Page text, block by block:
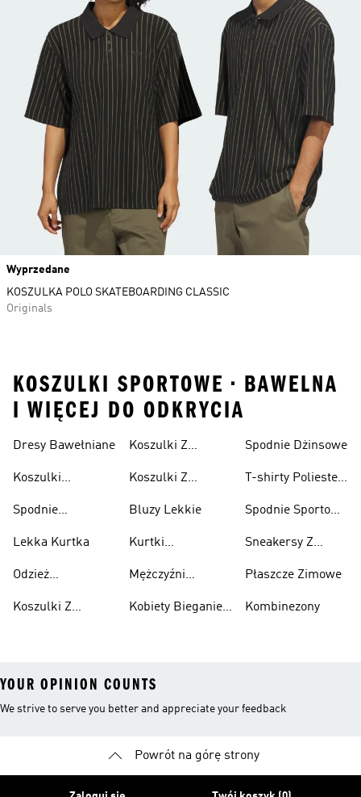
Wyprzedane
KOSZULKA POLO SKATEBOARDING CLASSIC
Originals
KOSZULKI SPORTOWE • BAWELNA
I WIĘCEJ DO ODKRYCIA
Dresy Bawełniane
Koszulki
Spodnie
Lekka Kurtka
Odzież
Koszulki Z
Męskie
Koszulki Z
Damska
Koszulki Z
Bluzy Lekkie
Kurtki
Mężczyźni
Lifestyle
Kobiety Bieganie I
Spodnie Dżinsowe
T-shirty Poliester
Spodnie Sportowe
Recyklingu
Sneakersy Z
Cholewką
Płaszcze Zimowe
Kombinezony
YOUR OPINION COUNTS
We strive to serve you better and appreciate your feedback
Powrót na górę strony